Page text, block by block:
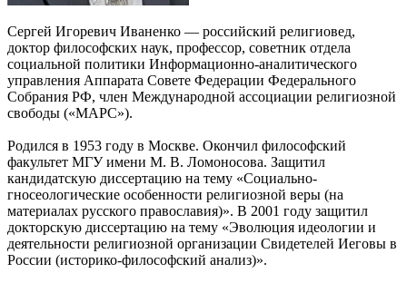
Сергей Игоревич Иваненко — российский религиовед,
доктор философских наук, профессор, советник отдела
социальной политики Информационно-аналитического
управления Аппарата Совете Федерации Федерального
Собрания РФ, член Международной ассоциации религиозной
свободы («МАРС»).
Родился в 1953 году в Москве. Окончил философский
факультет МГУ имени М. В. Ломоносова. Защитил
кандидатскую диссертацию на тему «Социально-
гносеологические особенности религиозной веры (на
материалах русского православия)». В 2001 году защитил
докторскую диссертацию на тему «Эволюция идеологии и
деятельности религиозной организации Свидетелей Иеговы в
России (историко-философский анализ)».